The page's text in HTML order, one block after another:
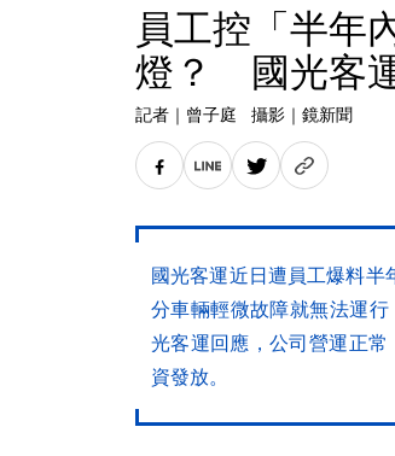
員工控「半年
燈？ 國光客
記者 ｜ 曾子庭 攝影 ｜ 鏡新聞
國光客運近日遭員工爆料
分車輛輕微故障就無法運
光客運回應，公司營運正
資發放。